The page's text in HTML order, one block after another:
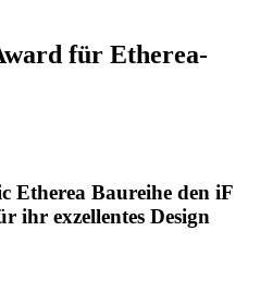
für Etherea-
Etherea Baureihe den iF
ihr exzellentes Design